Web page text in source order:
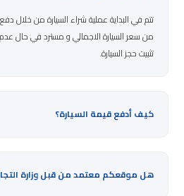
تتم في البداية عملية شراء السيارة من خلال
من سعر السيارة الاجمالي و مسترد في حال
تثبيت حجز السيارة.
كيف أدفع قيمة السيارة؟
هل موقعكم معتمد من قبل وزارة